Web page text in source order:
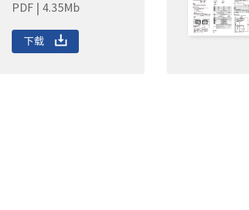
PDF | 4.35Mb
下载